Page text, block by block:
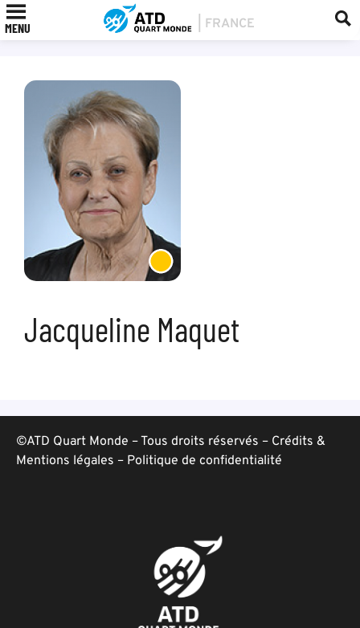
MENU
Jacqueline Maquet
©ATD Quart Monde – Tous droits réservés – Crédits &
Mentions légales – Politique de confidentialité